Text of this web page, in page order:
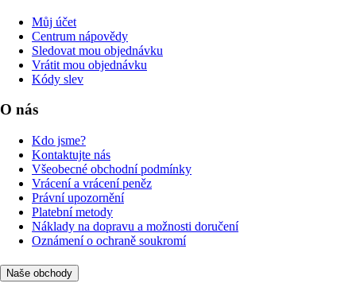
Můj účet
Centrum nápovědy
Sledovat mou objednávku
Vrátit mou objednávku
Kódy slev
O nás
Kdo jsme?
Kontaktujte nás
Všeobecné obchodní podmínky
Vrácení a vrácení peněz
Právní upozornění
Platební metody
Náklady na dopravu a možnosti doručení
Oznámení o ochraně soukromí
Naše obchody